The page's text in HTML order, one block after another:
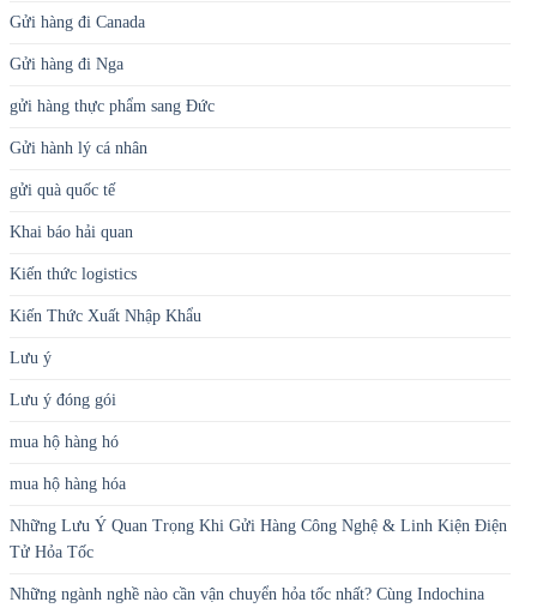
Gửi hàng đi Canada
Gửi hàng đi Nga
gửi hàng thực phẩm sang Đức
Gửi hành lý cá nhân
gửi quà quốc tế
Khai báo hải quan
Kiến thức logistics
Kiến Thức Xuất Nhập Khẩu
Lưu ý
Lưu ý đóng gói
mua hộ hàng hó
mua hộ hàng hóa
Những Lưu Ý Quan Trọng Khi Gửi Hàng Công Nghệ & Linh Kiện Điện
Tử Hỏa Tốc
Những ngành nghề nào cần vận chuyển hỏa tốc nhất? Cùng Indochina